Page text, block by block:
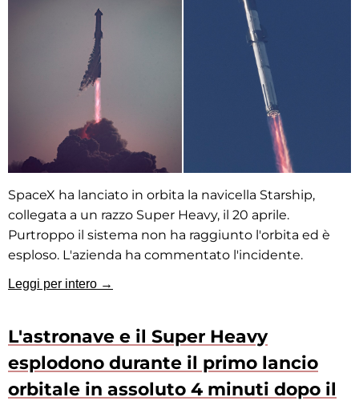
SpaceX ha lanciato in orbita la navicella Starship,
collegata a un razzo Super Heavy, il 20 aprile.
Purtroppo il sistema non ha raggiunto l'orbita ed è
esploso. L'azienda ha commentato l'incidente.
Leggi per intero →
L'astronave e il Super Heavy
esplodono durante il primo lancio
orbitale in assoluto 4 minuti dopo il